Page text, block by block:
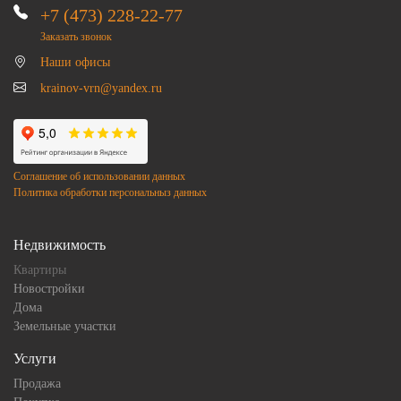
+7 (473) 228-22-77
Заказать звонок
Наши офисы
krainov-vrn@yandex.ru
Соглашение об использовании данных
Политика обработки персональныз данных
Недвижимость
Квартиры
Новостройки
Дома
Земельные участки
Услуги
Продажа